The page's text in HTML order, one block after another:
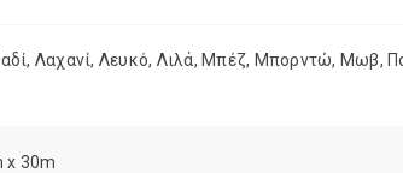
Λαχανί, Λευκό, Λιλά, Μπέζ, Μπορντώ, Μωβ,
x 30m